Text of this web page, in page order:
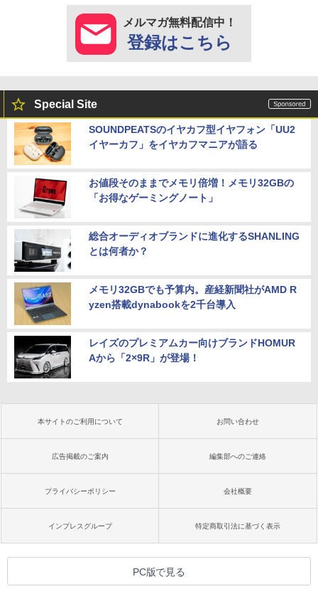
メルマガ無料配信中！
登録はこちら
Special Site
SOUNDPEATSのイヤカフ型イヤフォン「UU2
イヤーカフ」をイヤカフマニアが語る
お値段そのままでメモリ倍増！メモリ32GBの
「お得なゲーミングノート」
総合オーディオブランドに進化するSHANLING
とは何者か？
メモリ32GBでも予算内。産経新聞社がAMD R
yzen搭載dynabookを2千台導入
レイズのプレミアムカー向けブランドHOMUR
Aから「2×9R」が登場！
本サイトのご利用について お問い合わせ
広告掲載のご案内 編集部へのご連絡
プライバシーポリシー 会社概要
インプレスグループ 特定商取引法に基づく表示
PC版で見る